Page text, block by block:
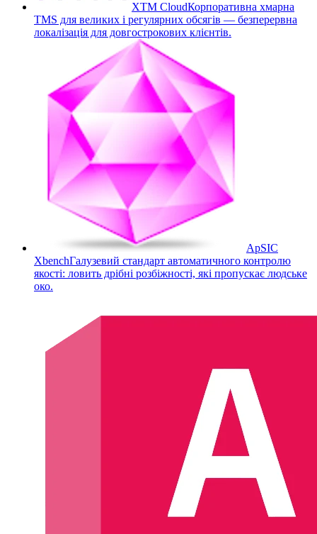
XTM CloudКорпоративна хмарна
TMS для великих і регулярних обсягів — безперервна
локалізація для довгострокових клієнтів.
ApSIC
XbenchГалузевий стандарт автоматичного контролю
якості: ловить дрібні розбіжності, які пропускає людське
око.